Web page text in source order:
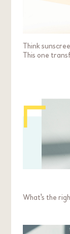
Think
This one
What's the